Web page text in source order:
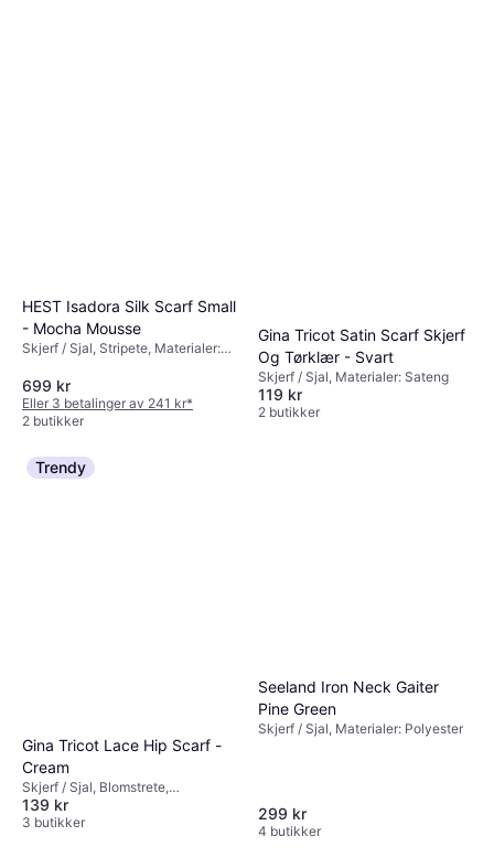
HEST Isadora Silk Scarf Small
- Mocha Mousse
Skjerf / Sjal, Stripete, Materialer:
699 kr
Eller 3 betalinger av 241 kr*
2 butikker
Gina Tricot Satin Scarf Skjerf
Og Tørklær - Svart
Skjerf / Sjal, Materialer: Sateng
119 kr
2 butikker
Trendy
Gina Tricot Lace Hip Scarf -
Cream
Skjerf / Sjal, Blomstrete,
Materialer: Polyamid
139 kr
3 butikker
Seeland Iron Neck Gaiter
Pine Green
Skjerf / Sjal, Materialer: Polyester
299 kr
4 butikker